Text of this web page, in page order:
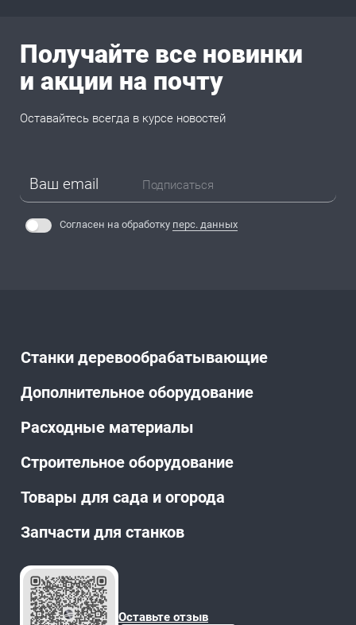
Станки деревообрабатывающие
Дополнительное оборудование
Расходные материалы
Строительное оборудование
Товары для сада и огорода
Запчасти для станков
Оставьте отзыв
Получайте все новинки
и акции на почту
Оставайтесь всегда в курсе новостей
Подписаться
Согласен на обработку перс. данных